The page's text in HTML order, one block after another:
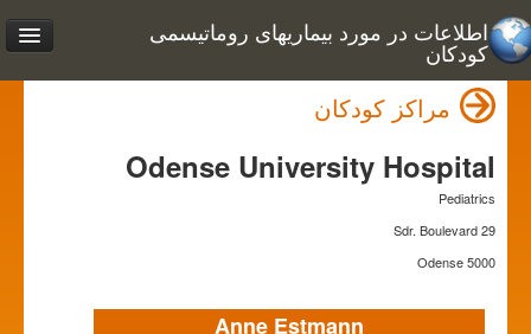
اطلاعات در مورد بیماریهای روماتیسمی
کودکان
مراکز کودکان
Odense University Hospital
Pediatrics
Sdr. Boulevard 29
5000 Odense
Anne Estmann